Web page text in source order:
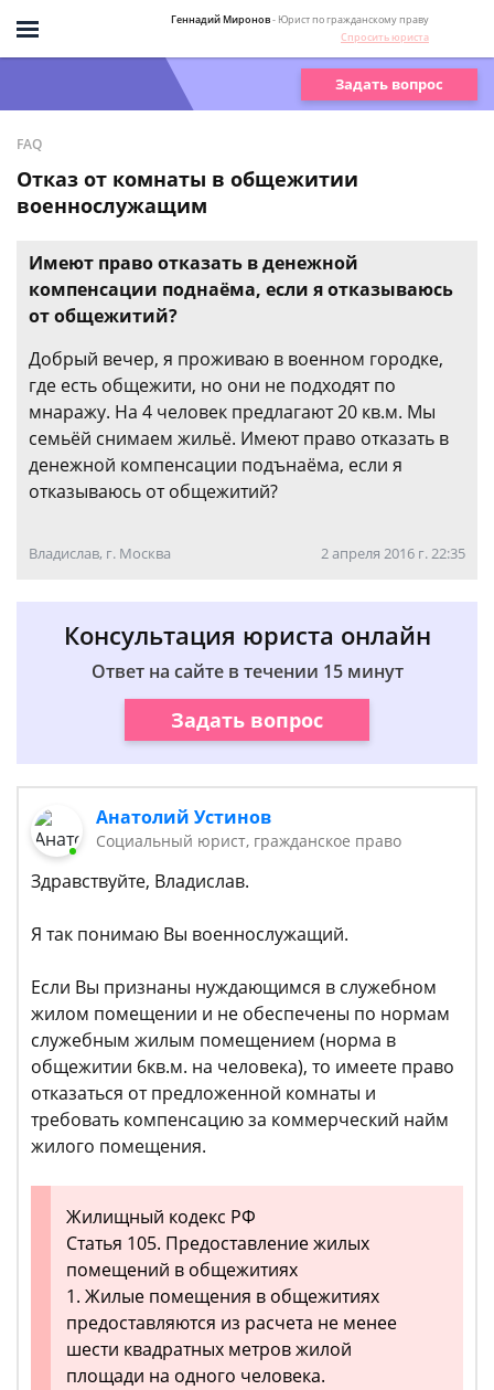
Геннадий Миронов- Юрист по гражданскому праву
Спросить юриста
Задать вопрос
FAQ
Отказ от комнаты в общежитии
военнослужащим
Имеют право отказать в денежной
компенсации поднаёма, если я отказываюсь
от общежитий?
Добрый вечер, я проживаю в военном городке,
где есть общежити, но они не подходят по
мнаражу. На 4 человек предлагают 20 кв.м. Мы
семьёй снимаем жильё. Имеют право отказать в
денежной компенсации подънаёма, если я
отказываюсь от общежитий?
Владислав, г. Москва 2 апреля 2016 г. 22:35
Консультация юриста онлайн
Ответ на сайте в течении 15 минут
Задать вопрос
Анатолий Устинов
Социальный юрист, гражданское право
Здравствуйте, Владислав.
Я так понимаю Вы военнослужащий.
Если Вы признаны нуждающимся в служебном
жилом помещении и не обеспечены по нормам
служебным жилым помещением (норма в
общежитии 6кв.м. на человека), то имеете право
отказаться от предложенной комнаты и
требовать компенсацию за коммерческий найм
жилого помещения.
Жилищный кодекс РФ
Статья 105. Предоставление жилых
помещений в общежитиях
1. Жилые помещения в общежитиях
предоставляются из расчета не менее
шести квадратных метров жилой
площади на одного человека.